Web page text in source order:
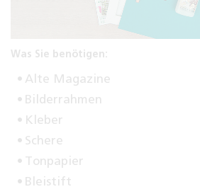
Was Sie benötigen:
Alte Magazine
Bilderrahmen
Kleber
Schere
Tonpapier
Bleistift